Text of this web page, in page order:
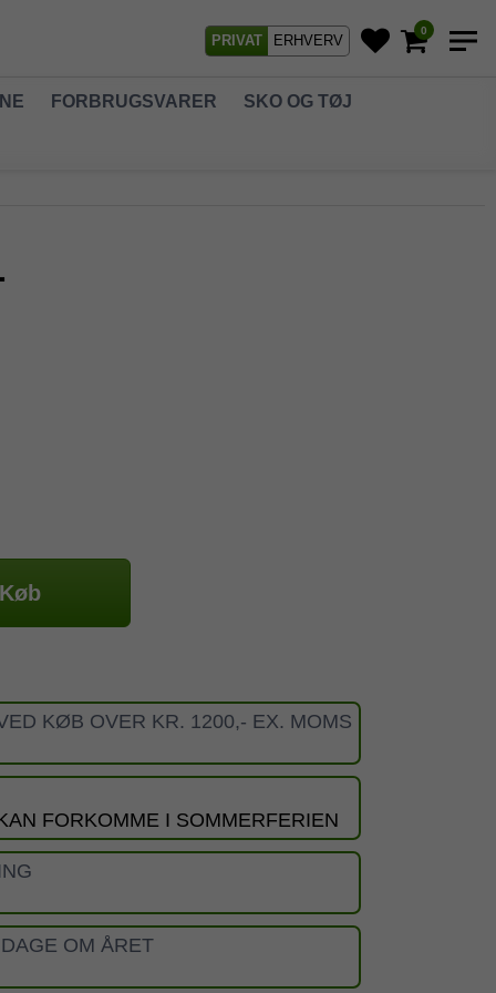
PRIVAT ERHVERV
0
FORBRUGSVARER SKO OG TØJ
Køb
KØB OVER KR. 1200,- EX. MOMS
FORKOMME I SOMMERFERIEN
OM ÅRET